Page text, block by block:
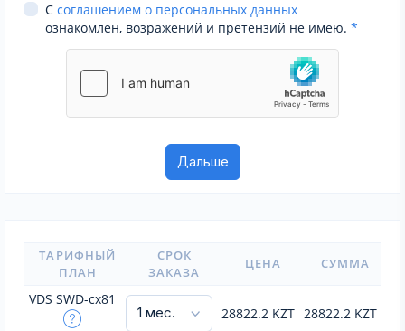
С соглашением о персональных данных
ознакомлен, возражений и претензий не имею. *
ТАРИФНЫЙ
ПЛАН
СРОК
ЗАКАЗА
ЦЕНА СУММА
VDS SWD-cx81
28822.2 KZT 28822.2 KZT